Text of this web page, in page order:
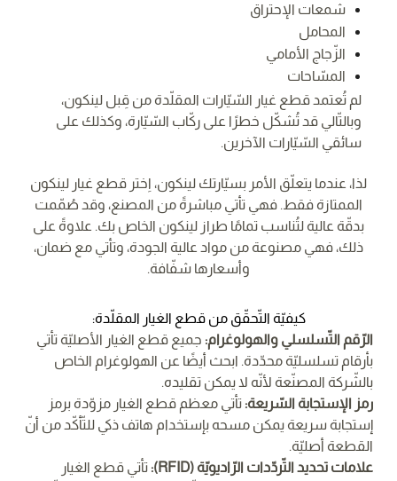
شمعات الإحتراق
المحامل
الزّجاج الأمامي
المسّاحات
لم تُعتمد قطع غيار السّيّارات المقلّدة من قِبل لينكون،
وبالتّالي قد تُشكّل خطرًا على ركّاب السّيّارة، وكذلك على
سائقي السّيّارات الآخرين.
لذا، عندما يتعلّق الأمر بسيّارتك لينكون، اِختر قطع غيار لينكون
الممتازة فقط. فهي تأتي مباشرةً من المصنع، وقد صُمّمت
بدقّة عالية لتُناسب تمامًا طراز لينكون الخاص بك. علاوةً على
ذلك، فهي مصنوعة من مواد عالية الجودة، وتأتي مع ضمان،
وأسعارها شفّافة.
كيفيّة التّحقّق من قطع الغيار المقلّدة:
الرّقم التّسلسلي والهولوغرام: جميع قطع الغيار الأصليّة تأتي
بأرقام تسلسليّة محدّدة. ابحث أيضًا عن الهولوغرام الخاص
بالشّركة المصنّعة لأنّه لا يمكن تقليده.
رمز الإستجابة السّريعة: تأتي معظم قطع الغيار مزوّدة برمز
إستجابة سريعة يمكن مسحه بإستخدام هاتف ذكي للتّأكّد من أنّ
القطعة أصليّة.
علامات تحديد التّردّدات الرّاديويّة (RFID):
تأتي قطع الغيار